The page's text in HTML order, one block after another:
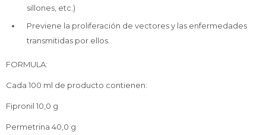
sillones, etc.)
Previene la proliferación de vectores y las enfermedades
transmitidas por ellos.
FORMULA:
Cada 100 ml de producto contienen:
Fipronil 10,0 g
Permetrina 40,0 g